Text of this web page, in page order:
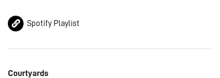
Spotify Playlist
Courtyards